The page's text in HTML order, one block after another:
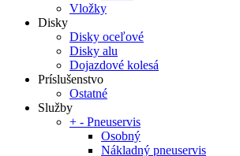
Vložky
Disky
Disky oceľové
Disky alu
Dojazdové kolesá
Príslušenstvo
Ostatné
Služby
+ - Pneuservis
Osobný
Nákladný pneuservis